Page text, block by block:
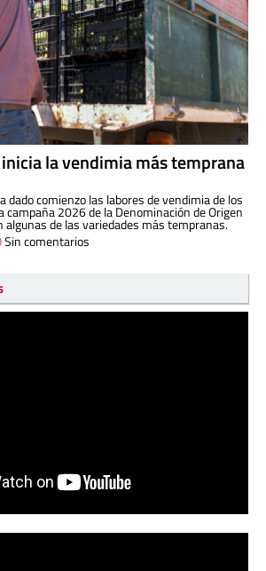
inicia la vendimia más temprana
dado comienzo las labores de vendimia de los
campaña 2026 de la Denominación de Origen
algunas de las variedades más tempranas.
Sin comentarios